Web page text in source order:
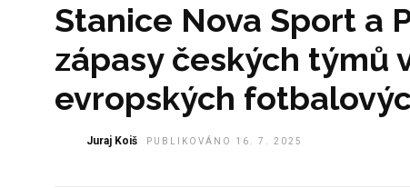
Stanice Nova Sport a
zápasy českých týmů
evropských
Juraj Koiš PUBLIKOVÁNO 16. 7. 2025